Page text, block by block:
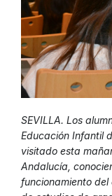
SEVILLA. Los
Educación Infantil
visitado esta
Andalucía,
funcionamiento del